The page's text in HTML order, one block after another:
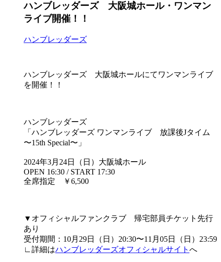
ハンブレッダーズ 大阪城ホール・ワンマン
ライブ開催！！
ハンブレッダーズ
ハンブレッダーズ 大阪城ホールにてワンマンライブ
を開催！！
ハンブレッダーズ
「ハンブレッダーズ ワンマンライブ 放課後Jタイム
〜15th Special〜」
2024年3月24日（日）大阪城ホール
OPEN 16:30 / START 17:30
全席指定 ￥6,500
▼オフィシャルファンクラブ 帰宅部員チケット先行
あり
受付期間：10月29日（日）20:30〜11月05日（日）23:59
∟詳細はハンブレッダーズオフィシャルサイト へ